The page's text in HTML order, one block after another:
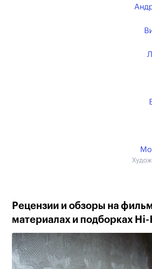
Рецензии и обзоры на
материалах и подборках